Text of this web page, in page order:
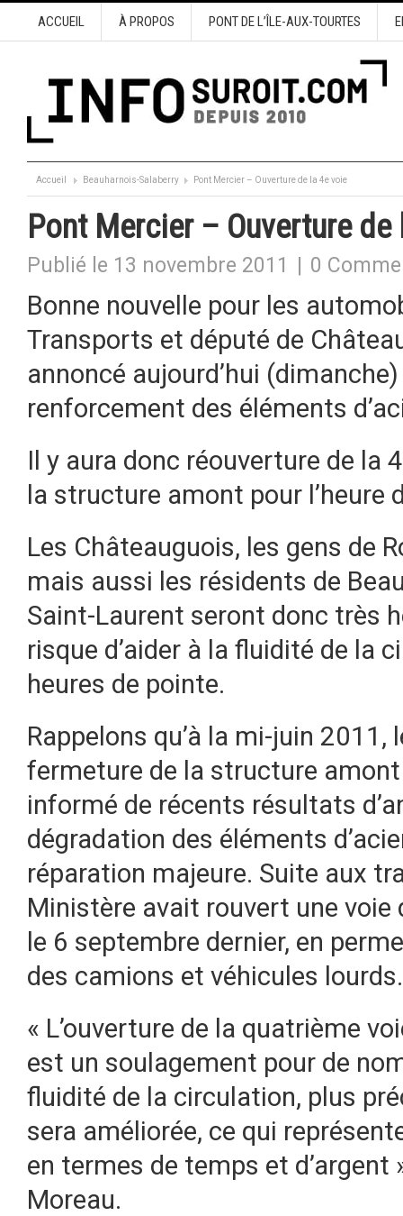
ACCUEIL À PROPOS PONT DE L’ÎLE-AUX-TOURTES
Accueil Beauharnois-Salaberry Pont Mercier – Ouverture de la 4e voie
Pont Mercier – Ouverture de
Publié le 13 novembre 2011 0
Bonne nouvelle pour les
Transports et député de
annoncé aujourd’hui
renforcement des éléments
Il y aura donc réouverture de la
la structure amont pour l’heure
Les Châteauguois, les gens de
mais aussi les résidents de
Saint-Laurent seront donc très
risque d’aider à la fluidité de la
heures de pointe.
Rappelons qu’à la mi-juin
fermeture de la structure
informé de récents résultats
dégradation des éléments
réparation majeure. Suite aux
Ministère avait rouvert une
le 6 septembre dernier, en
des camions et véhicules lourds.
« L’ouverture de la quatrième
est un soulagement pour de
fluidité de la circulation, plus
sera améliorée, ce qui
en termes de temps et
Moreau.